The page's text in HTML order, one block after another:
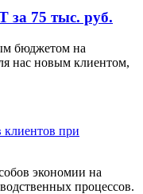
75 тыс. руб.
бюджетом на
нас новым клиентом,
клиентов при
экономии на
процессов.